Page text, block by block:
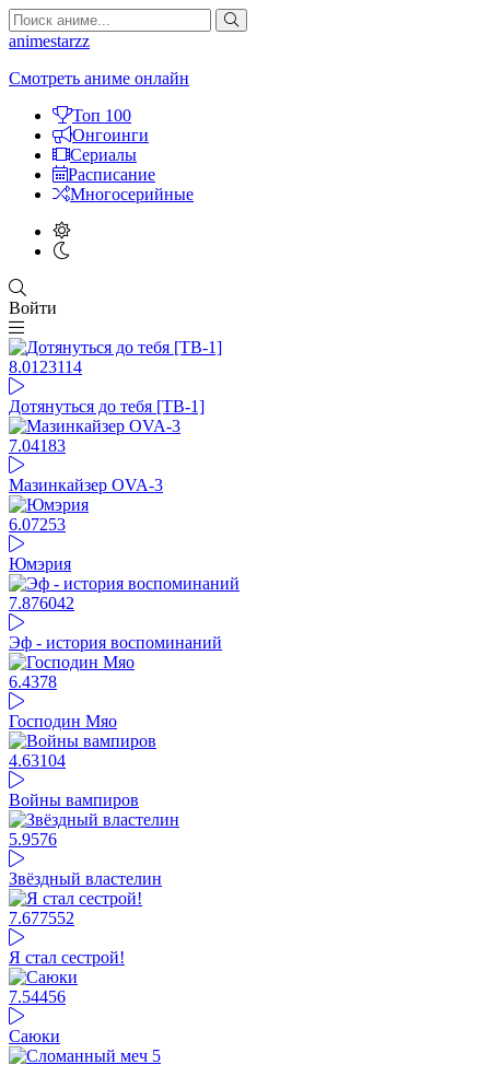
animestarzz
Смотреть аниме онлайн
Топ 100
Онгоинги
Сериалы
Расписание
Многосерийные
Войти
8.01 23114
Дотянуться до тебя [ТВ-1]
7.04183
Мазинкайзер OVA-3
6.07253
Юмэрия
7.876042
Эф - история воспоминаний
6.4378
Господин Мяо
4.63104
Войны вампиров
5.9576
Звёздный властелин
7.677552
Я стал сестрой!
7.54456
Саюки